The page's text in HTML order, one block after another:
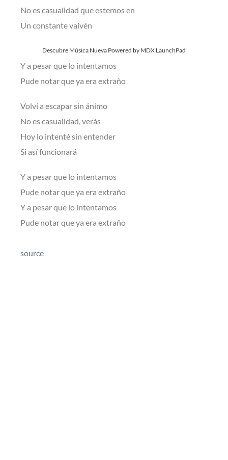
No es casualidad que estemos en
Un constante vaivén
Descubre Música Nueva Powered by MDX LaunchPad
Y a pesar que lo intentamos
Pude notar que ya era extraño
Volví a escapar sin ánimo
No es casualidad, verás
Hoy lo intenté sin entender
Si así funcionará
Y a pesar que lo intentamos
Pude notar que ya era extraño
Y a pesar que lo intentamos
Pude notar que ya era extraño
source